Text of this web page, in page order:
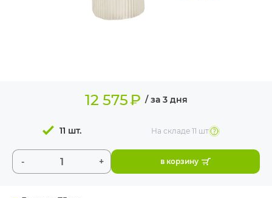
12 575₽ / за 3 дня
- +
11 шт. На складе11 шт
в корзину